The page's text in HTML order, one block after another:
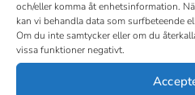
och/eller komma åt enhetsinformation.
kan vi behandla data som surfbeteende
Om du inte samtycker eller om du
vissa funktioner negativt.
Juli 2026
Juni 2026
Maj 2026